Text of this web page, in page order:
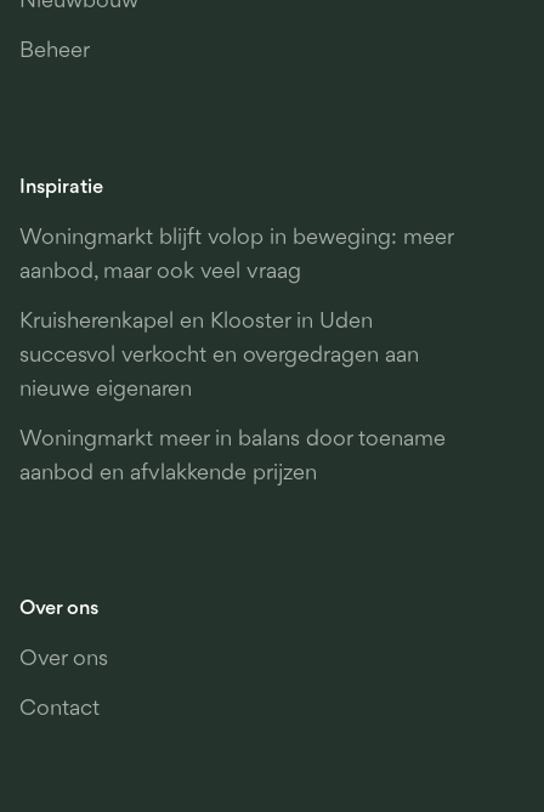
Beheer
Inspiratie
Woningmarkt blijft volop in beweging: meer
aanbod, maar ook veel vraag
Kruisherenkapel en Klooster in Uden
succesvol verkocht en overgedragen aan
nieuwe eigenaren
Woningmarkt meer in balans door toename
aanbod en afvlakkende prijzen
Over ons
Over ons
Contact